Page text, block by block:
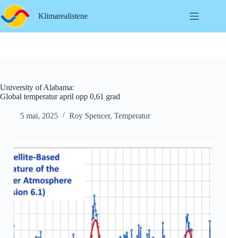
Hopp
til
innholdet
Klimarealistene
University of Alabama:
Global temperatur april opp 0,61 grad
5 mai, 2025 Roy Spencer, Temperatur